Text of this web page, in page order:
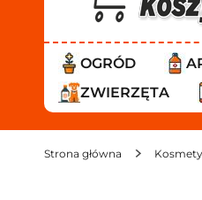
OGRÓD
ZWIERZĘTA
Strona główna